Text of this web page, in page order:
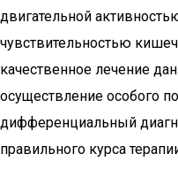
двигательной
чувствительностью
качественное лечение
осуществление особого
дифференциальный
правильного курса